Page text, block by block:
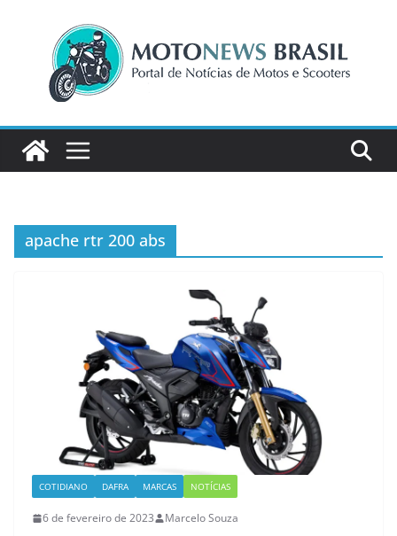
conteúdo
apache rtr 200 abs
COTIDIANO DAFRA MARCAS NOTÍCIAS
6 de fevereiro de 2023 Marcelo Souza